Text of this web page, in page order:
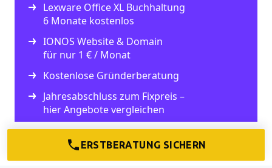
Lexware Office XL Buchhaltung
6 Monate kostenlos
IONOS Website & Domain
für nur 1 € / Monat
Kostenlose Gründerberatung
Jahresabschluss zum Fixpreis –
hier Angebote vergleichen
Häufig bestelltERSTBERATUNG SICHERN